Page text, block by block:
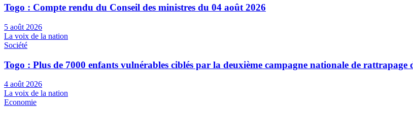
Togo : Compte rendu du Conseil des ministres du 04 août 2026
5 août 2026
La voix de la nation
Société
Togo : Plus de 7000 enfants vulnérables ciblés par la deuxième campagne nationale de rattrapage
4 août 2026
La voix de la nation
Economie